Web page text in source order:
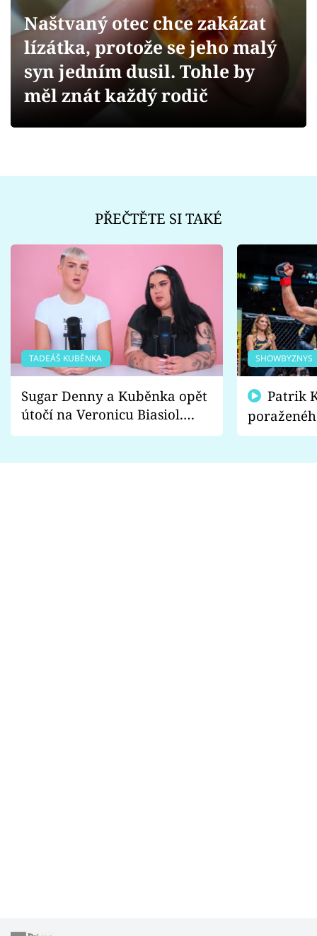
Videa
Sledujte prima+
Naštvaný otec chce zakázat
lízátka, protože se jeho malý
syn jedním dusil. Tohle by
měl znát každý rodič
PŘEČTĚTE SI TAKÉ
TADEÁŠ KUBĚNKA
Sugar Denny a Kuběnka opět
útočí na Veronicu Biasiol.
Proč je podle nich falešná a
SHOWBYZNYS
fanoušci